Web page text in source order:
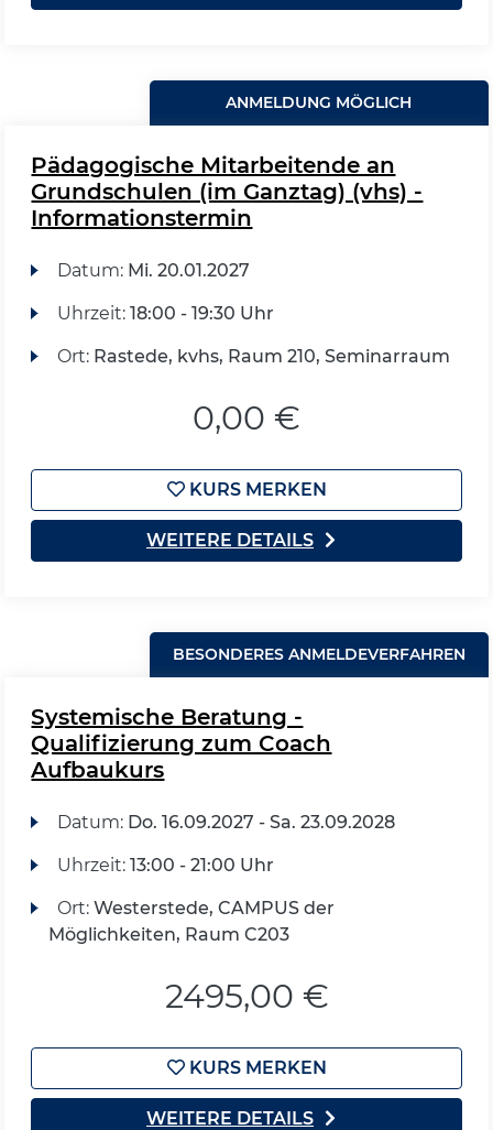
ANMELDUNG MÖGLICH
Pädagogische Mitarbeitende an
Grundschulen (im Ganztag) (vhs) -
Informationstermin
Datum: Mi. 20.01.2027
Uhrzeit: 18:00 - 19:30 Uhr
Ort: Rastede, kvhs, Raum 210, Seminarraum
0,00 €
KURS MERKEN
WEITERE DETAILS
BESONDERES ANMELDEVERFAHREN
Systemische Beratung -
Qualifizierung zum Coach
Aufbaukurs
Datum: Do. 16.09.2027 - Sa. 23.09.2028
Uhrzeit: 13:00 - 21:00 Uhr
Ort: Westerstede, CAMPUS der
Möglichkeiten, Raum C203
2495,00 €
KURS MERKEN
WEITERE DETAILS